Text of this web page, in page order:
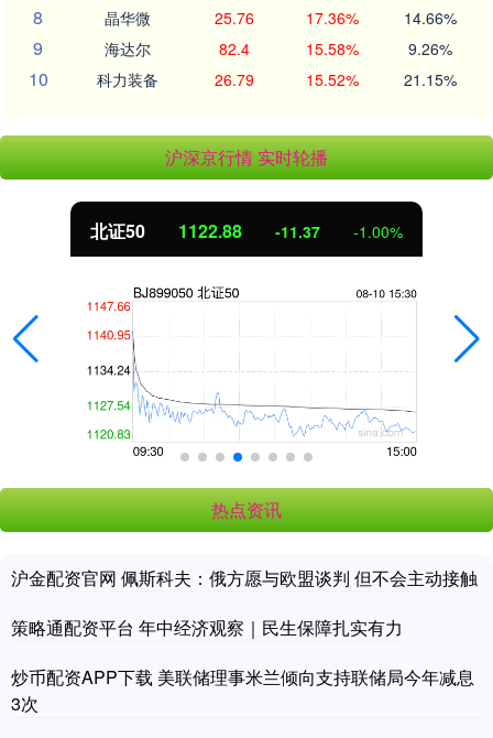
8 晶华微 25.76 17.36% 14.66%
9 海达尔 82.4 15.58% 9.26%
10 科力装备 26.79 15.52% 21.15%
沪深京行情 实时轮播
北证50 1122.88 -11.37 -1.00%
热点资讯
沪金配资官网 佩斯科夫：俄方愿与欧盟谈判 但不会主动接触
策略通配资平台 年中经济观察｜民生保障扎实有力
炒币配资APP下载 美联储理事米兰倾向支持联储局今年减息
3次